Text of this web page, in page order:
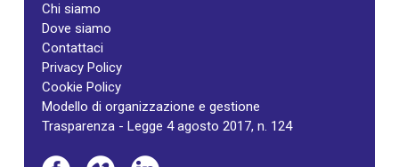
Chi siamo
Dove siamo
Contattaci
Privacy Policy
Cookie Policy
Modello di organizzazione e gestione
Trasparenza - Legge 4 agosto 2017, n. 124